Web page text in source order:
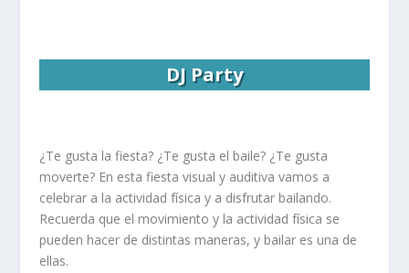
DJ Party
¿Te gusta la fiesta? ¿Te gusta el baile? ¿Te gusta
moverte? En esta fiesta visual y auditiva vamos a
celebrar a la actividad física y a disfrutar bailando.
Recuerda que el movimiento y la actividad física se
pueden hacer de distintas maneras, y bailar es una de
ellas.